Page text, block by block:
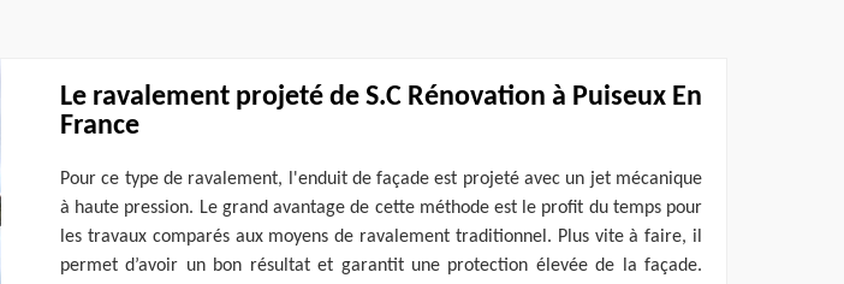
Le ravalement projeté de S.C Rénovation à Puiseux En
France
Pour ce type de ravalement, l'enduit de façade est projeté avec un jet mécanique
à haute pression. Le grand avantage de cette méthode est le profit du temps pour
les travaux comparés aux moyens de ravalement traditionnel. Plus vite à faire, il
permet d’avoir un bon résultat et garantit une protection élevée de la façade.